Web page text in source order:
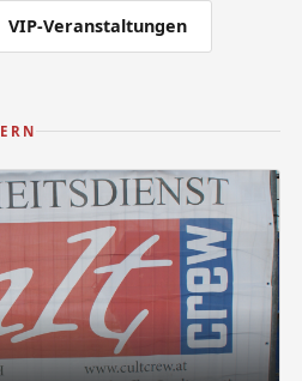
VIP-Veranstaltungen